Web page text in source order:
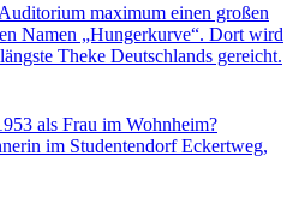
maximum einen großen
Namen „Hungerkurve“. Dort wird
Theke Deutschlands gereicht.
als Frau im Wohnheim?
im Studentendorf Eckertweg,